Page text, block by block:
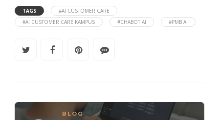
TAGS
#AI CUSTOMER CARE
#AI CUSTOMER CARE KAMPUS
#CHABOT AI #PMB AI
BLOG